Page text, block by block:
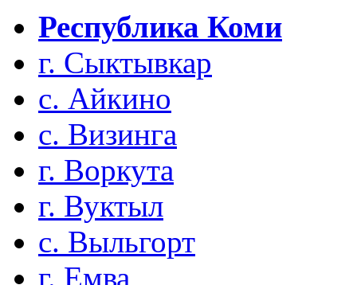
Республика Коми
г. Сыктывкар
с. Айкино
с. Визинга
г. Воркута
г. Вуктыл
с. Выльгорт
г. Емва